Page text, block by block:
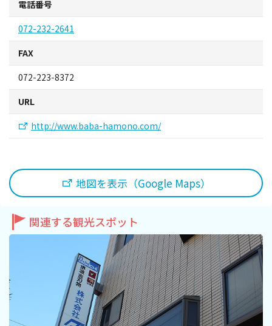
協会について
協会からのお知らせ
旅行業約款及びご旅行条件書について
リンク集
電話番号
072-232-2641
FAX
072-223-8372
URL
http://www.baba-hamono.com/
地図を表示（Google Maps）
関連する観光スポット